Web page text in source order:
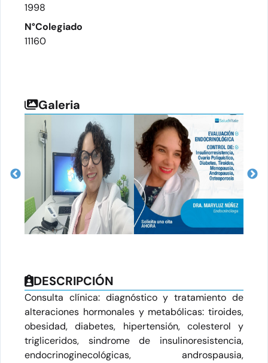
1998
N°Colegiado
11160
Galeria
DESCRIPCIÓN
Consulta clínica: diagnóstico y tratamiento de
alteraciones hormonales y metabólicas: tiroides,
obesidad, diabetes, hipertensión, colesterol y
trigliceridos, sindrome de insulinoresistencia,
endocrinoginecológicas, androspausia,